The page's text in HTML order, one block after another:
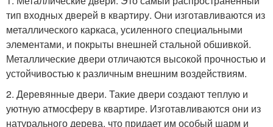
тип входных дверей в квартиру. Они изготавливаются из
металлического каркаса, усиленного специальными
элементами, и покрыты внешней стальной обшивкой.
Металлические двери отличаются высокой прочностью и
устойчивостью к различным внешним воздействиям.
2. Деревянные двери. Такие двери создают теплую и
уютную атмосферу в квартире. Изготавливаются они из
натурального дерева, что придает им особый шарм и